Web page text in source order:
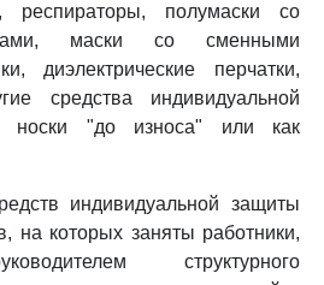
респираторы, полумаски со
маски со сменными
диэлектрические перчатки,
средства индивидуальной
носки "до износа" или как
индивидуальной защиты
на которых заняты работники,
структурного